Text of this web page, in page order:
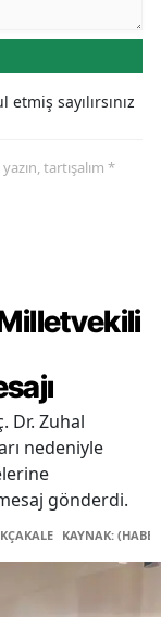
sayılırsınız
tartışalım *
Dr. Zuhal
nedeniyle
gönderdi.
KAYNAK: